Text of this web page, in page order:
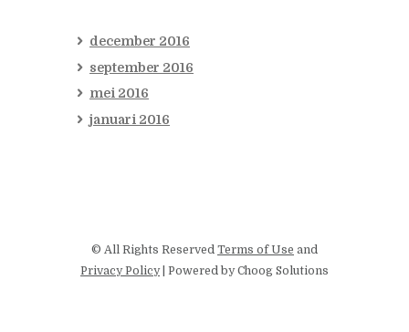
december 2016
september 2016
mei 2016
januari 2016
© All Rights Reserved Terms of Use and
Privacy Policy| Powered by Choog Solutions